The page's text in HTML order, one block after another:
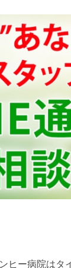
ヒー病院はタ